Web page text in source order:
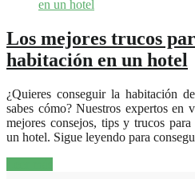
Los mejores trucos
habitación en un hotel
¿Quieres conseguir la habitación
sabes cómo? Nuestros expertos en
mejores consejos, tips y trucos
un hotel. Sigue leyendo para